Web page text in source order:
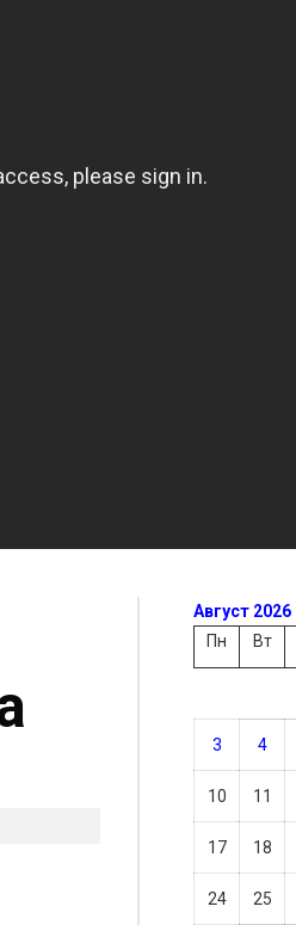
Август 2026
Пн
Вт
3 4
10 11
17 18
24 25